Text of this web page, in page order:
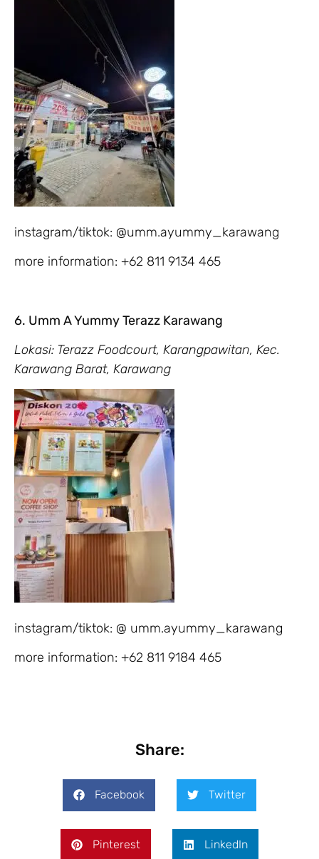
instagram/tiktok: @umm.ayummy_karawang
more information: +62 811 9134 465
6. Umm A Yummy Terazz Karawang
Lokasi: Terazz Foodcourt, Karangpawitan, Kec.
Karawang Barat, Karawang
instagram/tiktok: @ umm.ayummy_karawang
more information: +62 811 9184 465
Share:
Facebook Twitter
Pinterest LinkedIn